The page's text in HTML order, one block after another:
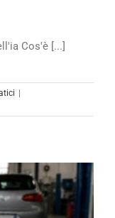
Cos'è [...]